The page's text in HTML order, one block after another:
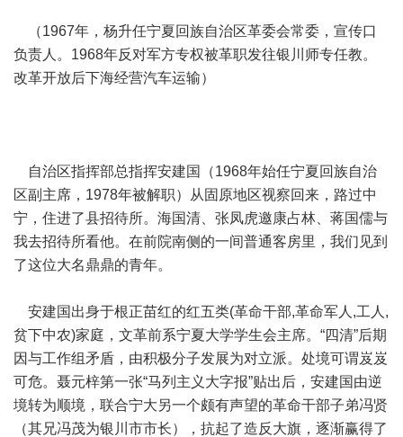
（1967年，杨升任宁夏回族自治区革委会常委，宣传口
负责人。1968年反对军方专权被革职发往银川师专任教。
改革开放后下海经营汽车运输）
自治区指挥部总指挥安建国（1968年始任宁夏回族自治
区副主席，1978年被解职）从固原地区视察回来，路过中
宁，住进了县招待所。海国清、张凤虎邀康占林、蒋国儒与
我去招待所看他。在前院南侧的一间普通客房里，我们见到
了这位大名鼎鼎的青年。
安建国出身于根正苗红的红五类(革命干部,革命军人,工人,
贫下中农)家庭，文革前系宁夏大学学生会主席。“四清”后期
因与工作组矛盾，由积极分子发展为对立派。处境可谓岌岌
可危。聂元梓第一张“马列主义大字报”贴出后，安建国由逆
境转为顺境，联合宁大另一个颇有声望的革命干部子弟冯贤
（其兄冯茂为银川市市长），抗起了造反大旗，逐渐赢得了